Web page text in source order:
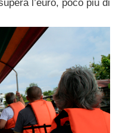
l’euro, poco più di